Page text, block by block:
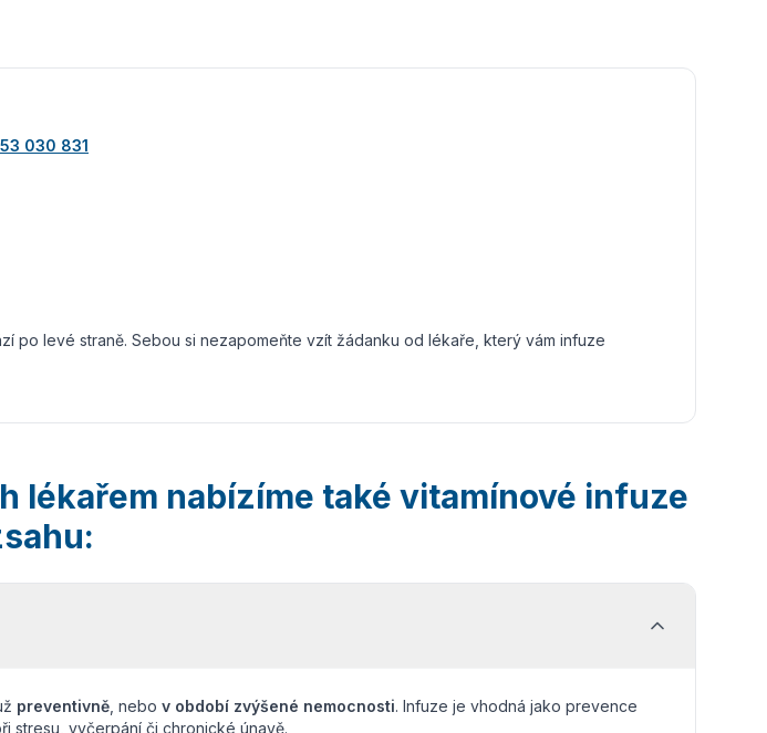
030 831
po levé straně. Sebou si nezapomeňte vzít žádanku od lékaře, který vám infuze
nabízíme také vitamínové infuze
preventivně, nebo v období zvýšené nemocnosti. Infuze je vhodná jako prevence
stresu, vyčerpání či chronické únavě.